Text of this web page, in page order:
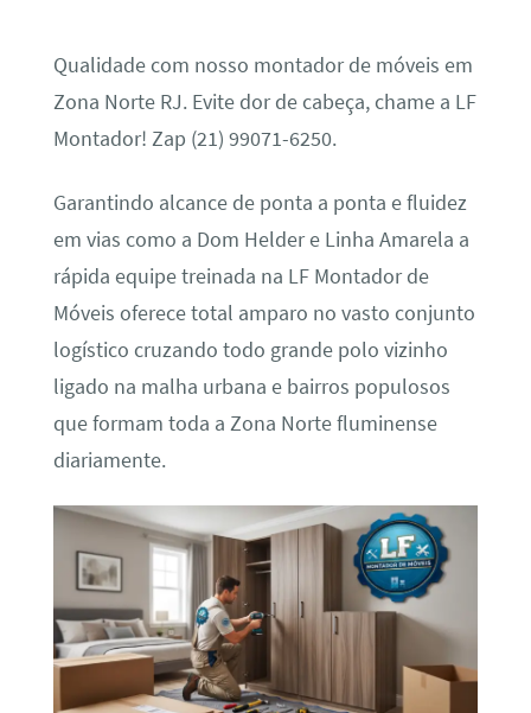
Qualidade com nosso montador de móveis em
Zona Norte RJ. Evite dor de cabeça, chame a LF
Montador! Zap (21) 99071-6250.
Garantindo alcance de ponta a ponta e fluidez
em vias como a Dom Helder e Linha Amarela a
rápida equipe treinada na LF Montador de
Móveis oferece total amparo no vasto conjunto
logístico cruzando todo grande polo vizinho
ligado na malha urbana e bairros populosos
que formam toda a Zona Norte fluminense
diariamente.